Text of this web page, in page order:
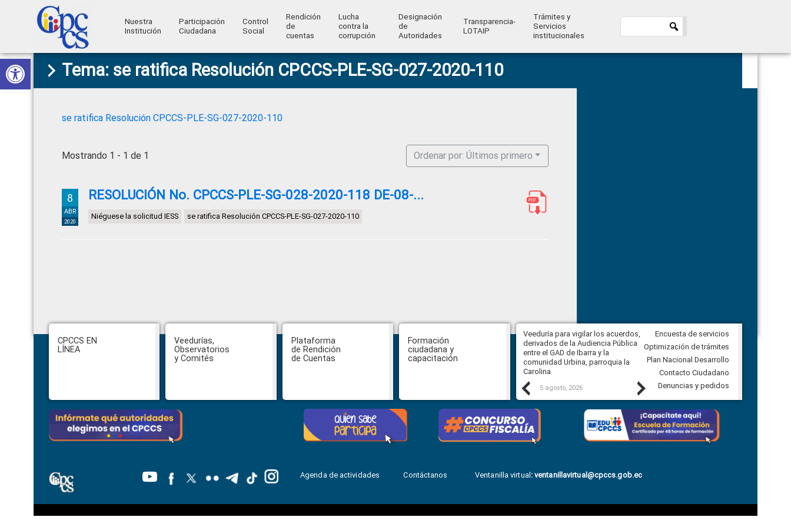
Abrir barra de herramientas
Skip
to
primary
Skip
to
main
Skip
to
primary
Skip
to
footer
Consejo
de
Ciudadana
Control
Construyendo
Poder
Ciudadano
Nuestra
Institución
Participación
Ciudadana
Control
Social
Rendición
de
cuentas
Lucha
contra la
corrupción
Designación
de
Autoridades
Transparencia-
LOTAIP
Trámites y
Servicios
institucionales
Tema: se ratifica Resolución CPCCS-PLE-SG-027-2020-110
se ratifica Resolución CPCCS-PLE-SG-027-2020-110
Mostrando 1 - 1 de 1 Ordenar por: Últimos primero
8
ABR
2020
RESOLUCIÓN No. CPCCS-PLE-SG-028-2020-118 DE-08-...
Niéguese la solicitud IESS se ratifica Resolución CPCCS-PLE-SG-027-2020-110
Footer
CPCCS EN
LÍNEA
Veedurías,
Observatorios
y Comités
Plataforma
de Rendición
de Cuentas
Formación
ciudadana y
capacitación
Previous
Abiertas impugnaciones a los
delegados de la Función Judicial a
la Comisión Ciudadana de
Selección para la designación de
Veeduría para vigilar los acuerdos,
derivados de la Audiencia Pública
entre el GAD de Ibarra y la
comunidad Urbina, parroquia la
Carolina
5 agosto, 2026
CPCCS convoca a Veeduría
Ciudadana para vigilar el concurso
5 agosto, 2026
Next
Encuesta de servicios
Optimización de trámites
Plan Nacional Desarrollo
Contacto Ciudadano
Denuncias y pedidos
Agenda de actividades Contáctanos Ventanilla virtual:ventanillavirtual@cpccs.gob.ec